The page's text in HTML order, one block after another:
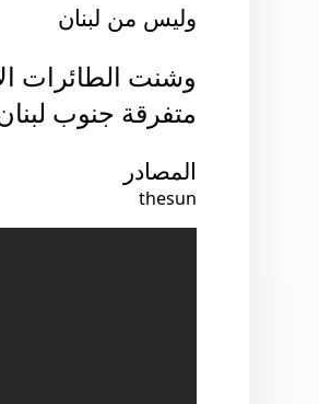
وليس من لبنان
متفرقة جنوب
المصادر
thesun